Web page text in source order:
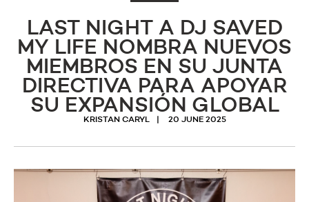
LAST NIGHT A DJ SAVED
MY LIFE NOMBRA NUEVOS
MIEMBROS EN SU JUNTA
DIRECTIVA PARA APOYAR
SU EXPANSIÓN GLOBAL
KRISTAN CARYL 20 JUNE 2025